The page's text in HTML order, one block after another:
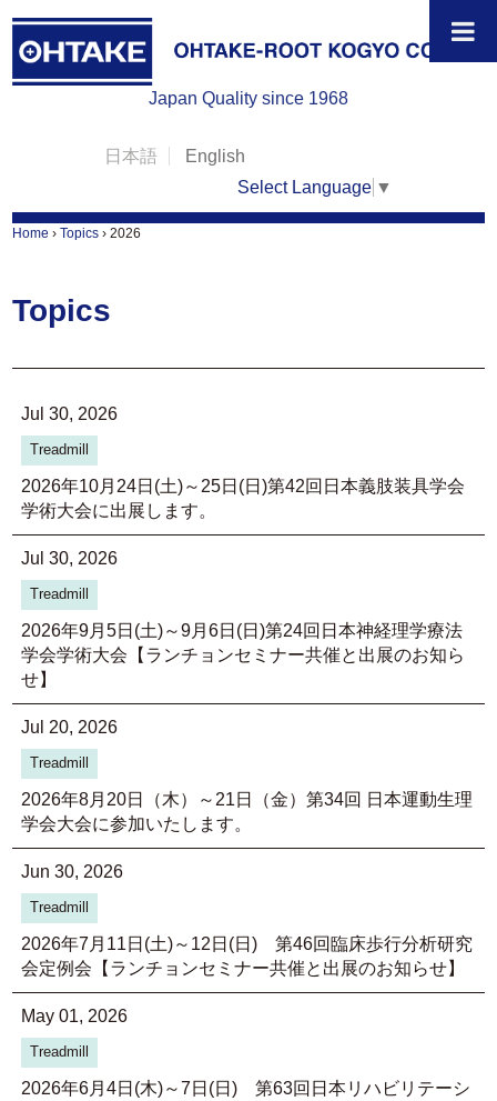
Japan Quality since 1968
日本語
English
Select Language ▼
Home › Topics › 2026
Topics
Jul 30, 2026
Treadmill
2026年10月24日(土)～25日(日)第42回日本義肢装具学会
学術大会に出展します。
Jul 30, 2026
Treadmill
2026年9月5日(土)～9月6日(日)第24回日本神経理学療法
学会学術大会【ランチョンセミナー共催と出展のお知ら
せ】
Jul 20, 2026
Treadmill
2026年8月20日（木）～21日（金）第34回 日本運動生理
学会大会に参加いたします。
Jun 30, 2026
Treadmill
2026年7月11日(土)～12日(日) 第46回臨床歩行分析研究
会定例会【ランチョンセミナー共催と出展のお知らせ】
May 01, 2026
Treadmill
2026年6月4日(木)～7日(日) 第63回日本リハビリテーシ